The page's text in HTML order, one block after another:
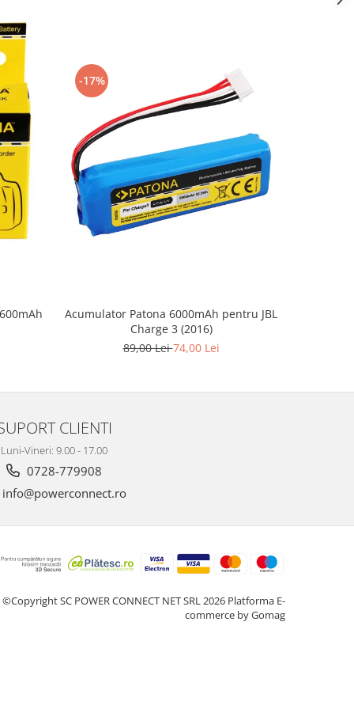
-17%
Acumulator Patona 6000mAh pentru JBL
Charge 3 (2016)
89,00 Lei74,00 Lei
CLIENTI
Luni-Vineri: 9.00 - 17.00
0728-779908
info@powerconnect.ro
©Copyright SC POWER CONNECT NET SRL 2026 Platforma E-
commerce by Gomag